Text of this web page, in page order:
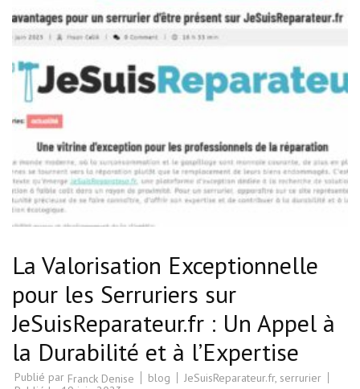
La Valorisation Exceptionnelle
pour les Serruriers sur
JeSuisReparateur.fr : Un Appel à
la Durabilité et à l’Expertise
Publié par Franck Denise blog JeSuisReparateur.fr, serrurier